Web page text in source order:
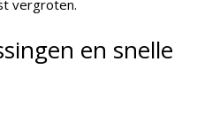
vergroten.
en snelle